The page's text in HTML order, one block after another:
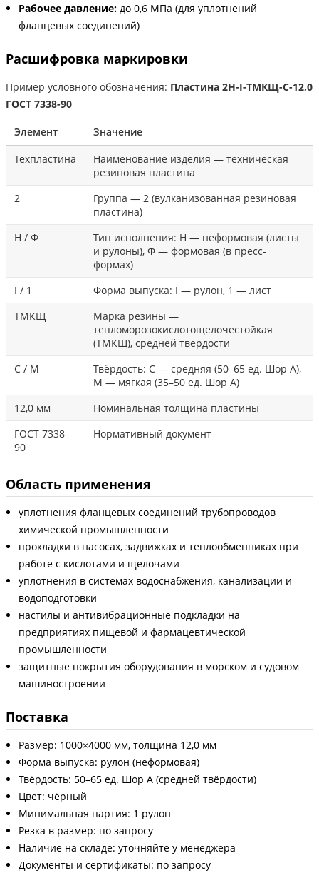
Рабочее давление: до 0,6 МПа (для уплотнений
фланцевых соединений)
Расшифровка маркировки
Пример условного обозначения: Пластина 2Н-I-ТМКЩ-С-12,0
ГОСТ 7338-90
Элемент
Значение
Техпластина
Наименование изделия — техническая
резиновая пластина
2
Группа — 2 (вулканизованная резиновая
пластина)
Н / Ф
Тип исполнения: Н — неформовая (листы
и рулоны), Ф — формовая (в пресс-
формах)
I / 1
Форма выпуска: I — рулон, 1 — лист
ТМКЩ
Марка резины —
тепломорозокислотощелочестойкая
(ТМКЩ), средней твёрдости
С / М
Твёрдость: С — средняя (50–65 ед. Шор А),
М — мягкая (35–50 ед. Шор А)
12,0 мм
Номинальная толщина пластины
ГОСТ 7338-
90
Нормативный документ
Область применения
уплотнения фланцевых соединений трубопроводов
химической промышленности
прокладки в насосах, задвижках и теплообменниках при
работе с кислотами и щелочами
уплотнения в системах водоснабжения, канализации и
водоподготовки
настилы и антивибрационные подкладки на
предприятиях пищевой и фармацевтической
промышленности
защитные покрытия оборудования в морском и судовом
машиностроении
Поставка
Размер: 1000×4000 мм, толщина 12,0 мм
Форма выпуска: рулон (неформовая)
Твёрдость: 50–65 ед. Шор А (средней твёрдости)
Цвет: чёрный
Минимальная партия: 1 рулон
Резка в размер: по запросу
Наличие на складе: уточняйте у менеджера
Документы и сертификаты: по запросу